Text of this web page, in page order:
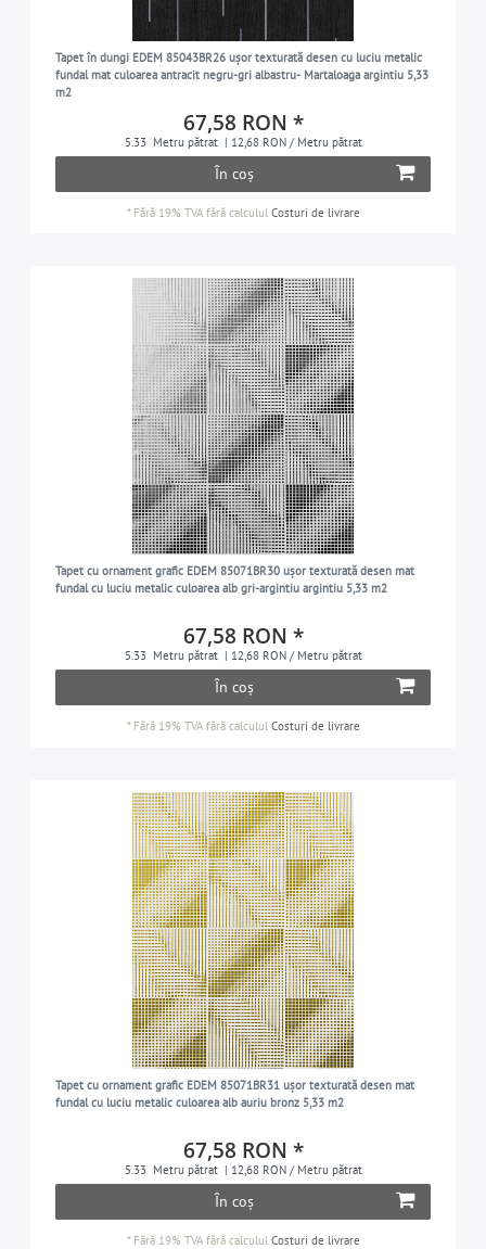
Tapet în dungi EDEM 85043BR26 ușor texturată desen cu luciu metalic
fundal mat culoarea antracit negru-gri albastru- Martaloaga argintiu 5,33
m2
67,58 RON *
5.33 Metru pătrat | 12,68 RON / Metru pătrat
În coș
* Fără 19% TVAfără calculul Costuri de livrare
Tapet cu ornament grafic EDEM 85071BR30 ușor texturată desen mat
fundal cu luciu metalic culoarea alb gri-argintiu argintiu 5,33 m2
67,58 RON *
5.33 Metru pătrat | 12,68 RON / Metru pătrat
În coș
* Fără 19% TVAfără calculul Costuri de livrare
Tapet cu ornament grafic EDEM 85071BR31 ușor texturată desen mat
fundal cu luciu metalic culoarea alb auriu bronz 5,33 m2
67,58 RON *
5.33 Metru pătrat | 12,68 RON / Metru pătrat
În coș
* Fără 19% TVAfără calculul Costuri de livrare